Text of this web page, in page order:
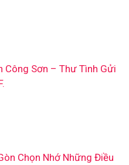
Công Sơn – Thư Tình Gửi
Chọn Nhớ Những Điều